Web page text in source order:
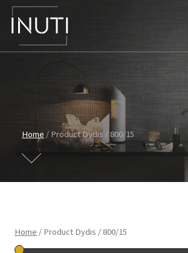
Main Navigation
Home/ Product Dydis / 800/15
Home/ Product Dydis / 800/15